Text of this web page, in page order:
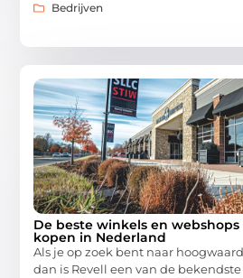
Bedrijven
De beste winkels en webshops
kopen in Nederland
Als je op zoek bent naar
dan is Revell een van de